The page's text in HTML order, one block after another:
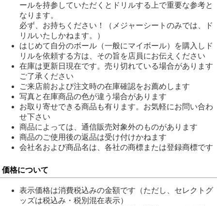
ールを持参していただくとドリルする上で重要な参考と
なります。
必ず、お持ちください！（メジャーシートのみでは、ド
リルいたしかねます。）
はじめて自分のボール（一般にマイボール）を購入しド
リルを依頼する方は、その旨を店員にお伝えください
在庫は更新日現在です。売り切れている場合があります
ご了承ください
ご来店前および注文時の在庫確認をお薦めします
写真と在庫商品の色が違う場合があります
お取り寄せできる商品も有ります。お気軽にお問い合わ
せ下さい
商品によっては、通信販売対象外のものがあります
商品のご使用後の返品は受け付けかねます
会社名および商品名は、各社の商標または登録商標です
価格について
表示価格は消費税込みの金額です（ただし、セレクトグ
ッズは税込み・税別混在表示）